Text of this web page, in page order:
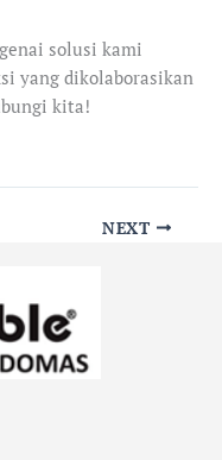
solusi kami
yang dikolaborasikan
kita!
NEXT